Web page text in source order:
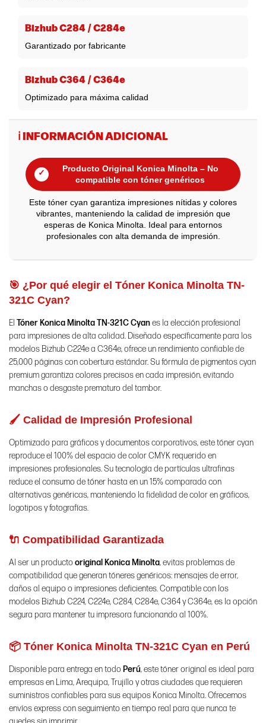
Bizhub C284 / C284e
Garantizado por fabricante
Bizhub C364 / C364e
Optimizado para máxima calidad
ℹ️ INFORMACIÓN ADICIONAL
✓
Producto Original Konica Minolta – No
compatible con tóner genéricos
Este tóner cyan garantiza impresiones nítidas y colores
vibrantes, manteniendo la calidad de impresión que
esperas de Konica Minolta. Ideal para entornos
profesionales con alta demanda de impresión.
🎯 ¿Por qué elegir el Tóner Konica Minolta TN-
321C Cyan?
El Tóner Konica Minolta TN-321C Cyanes la elección profesional
para impresiones de alta calidad. Diseñado específicamente para los
modelos Bizhub C224e a C364e, ofrece un rendimiento confiable de
25,000 páginas con cobertura estándar. Su fórmula de pigmentos cyan
premium garantiza colores precisos en cada impresión, evitando
manchas o desgaste prematuro del tambor.
🖌️ Calidad de Impresión Profesional
Optimizado para gráficos y documentos corporativos, este tóner cyan
reproduce el 100% del espacio de color CMYK requerido en
impresiones profesionales. Su tecnología de partículas ultrafinas
reduce el consumo de tóner hasta en un 15% comparado con
alternativas genéricas, manteniendo la fidelidad de color en gráficos,
logotipos y fotografías.
🔌 Compatibilidad Garantizada
Al ser un producto original Konica Minolta, evitas problemas de
compatibilidad que generan tóneres genéricos: mensajes de error,
daños al equipo o impresiones deficientes. Compatible con los
modelos Bizhub C224, C224e, C284, C284e, C364 y C364e, es la opción
segura para mantener tu impresora funcionando al 100%.
📦 Tóner Konica Minolta TN-321C Cyan en Perú
Disponible para entrega en todo Perú, este tóner original es ideal para
empresas en Lima, Arequipa, Trujillo y otras ciudades que requieren
suministros confiables para sus equipos Konica Minolta. Ofrecemos
envíos express con seguimiento en tiempo real para que nunca te